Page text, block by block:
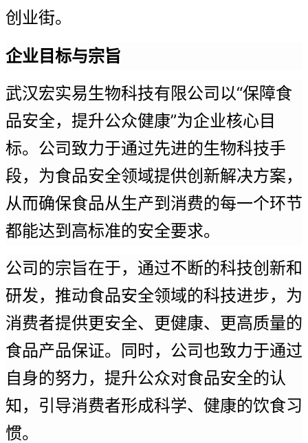
创业街。
企业目标与宗旨
武汉宏实易生物科技有限公司以“保障食
品安全，提升公众健康”为企业核心目
标。公司致力于通过先进的生物科技手
段，为食品安全领域提供创新解决方案，
从而确保食品从生产到消费的每一个环节
都能达到高标准的安全要求。
公司的宗旨在于，通过不断的科技创新和
研发，推动食品安全领域的科技进步，为
消费者提供更安全、更健康、更高质量的
食品产品保证。同时，公司也致力于通过
自身的努力，提升公众对食品安全的认
知，引导消费者形成科学、健康的饮食习
惯。